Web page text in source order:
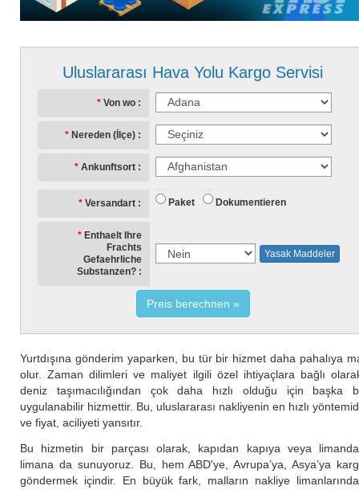
Uluslararası Hava Yolu Kargo Servisi
Von wo
Nereden (İlçe)
Ankunftsort
Versandart Paket Dokumentieren
Enthaelt Ihre
Frachts
Gefaehrliche
Substanzen?
Yasak Maddeler
Preis berechnen
Yurtdışına gönderim yaparken, bu tür bir hizmet daha pahalıya
olur. Zaman dilimleri ve maliyet ilgili özel ihtiyaçlara bağlı
deniz taşımacılığından çok daha hızlı olduğu için başka
uygulanabilir hizmettir. Bu, uluslararası nakliyenin en hızlı
ve fiyat, aciliyeti yansıtır.
Bu hizmetin bir parçası olarak, kapıdan kapıya veya
limana da sunuyoruz. Bu, hem ABD'ye, Avrupa’ya, Asya’ya
göndermek içindir. En büyük fark, malların nakliye